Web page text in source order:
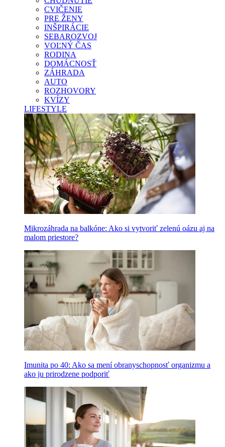
CVIČENIE
PRE ŽENY
INŠPIRÁCIE
SEBAROZVOJ
VOĽNÝ ČAS
RODINA
DOMÁCNOSŤ
ZÁHRADA
AUTO
ROZHOVORY
KVÍZY
LIFESTYLE
Mikrozáhrada na balkóne: Ako si vytvoriť zelenú oázu aj na
malom priestore?
Imunita po 40: Ako sa mení obranyschopnosť organizmu a
ako ju prirodzene podporiť